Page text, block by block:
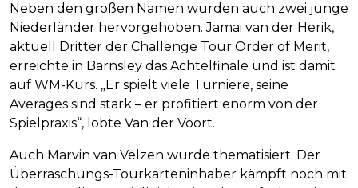
Neben den großen Namen wurden auch zwei junge
Niederländer hervorgehoben. Jamai van der Herik,
aktuell Dritter der Challenge Tour Order of Merit,
erreichte in Barnsley das Achtelfinale und ist damit
auf WM-Kurs. „Er spielt viele Turniere, seine
Averages sind stark – er profitiert enorm von der
Spielpraxis“, lobte Van der Voort.
Auch Marvin van Velzen wurde thematisiert. Der
Überraschungs-Tourkarteninhaber kämpft noch mit